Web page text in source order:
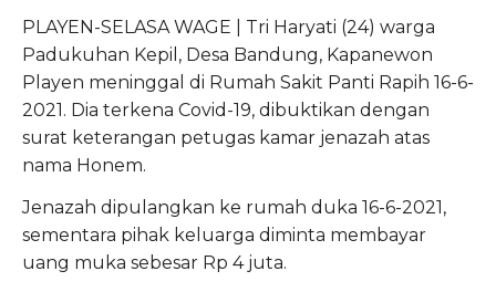
PLAYEN-SELASA WAGE | Tri Haryati (24) warga
Padukuhan Kepil, Desa Bandung, Kapanewon
Playen meninggal di Rumah Sakit Panti Rapih 16-6-
2021. Dia terkena Covid-19, dibuktikan dengan
surat keterangan petugas kamar jenazah atas
nama Honem.
Jenazah dipulangkan ke rumah duka 16-6-2021,
sementara pihak keluarga diminta membayar
uang muka sebesar Rp 4 juta.